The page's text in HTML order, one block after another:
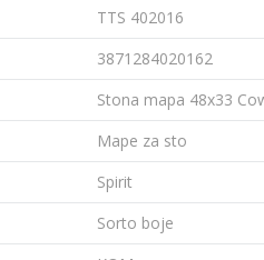
TTS 402016
3871284020162
Stona mapa 48x33
Mape za sto
Spirit
Sorto boje